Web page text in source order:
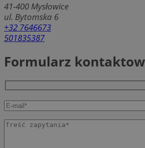
41-400 Mysłowice
ul. Bytomska 6
+32 7646673
501835387
Formularz